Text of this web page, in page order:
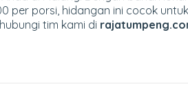
per porsi, hidangan ini cocok
tim kami di